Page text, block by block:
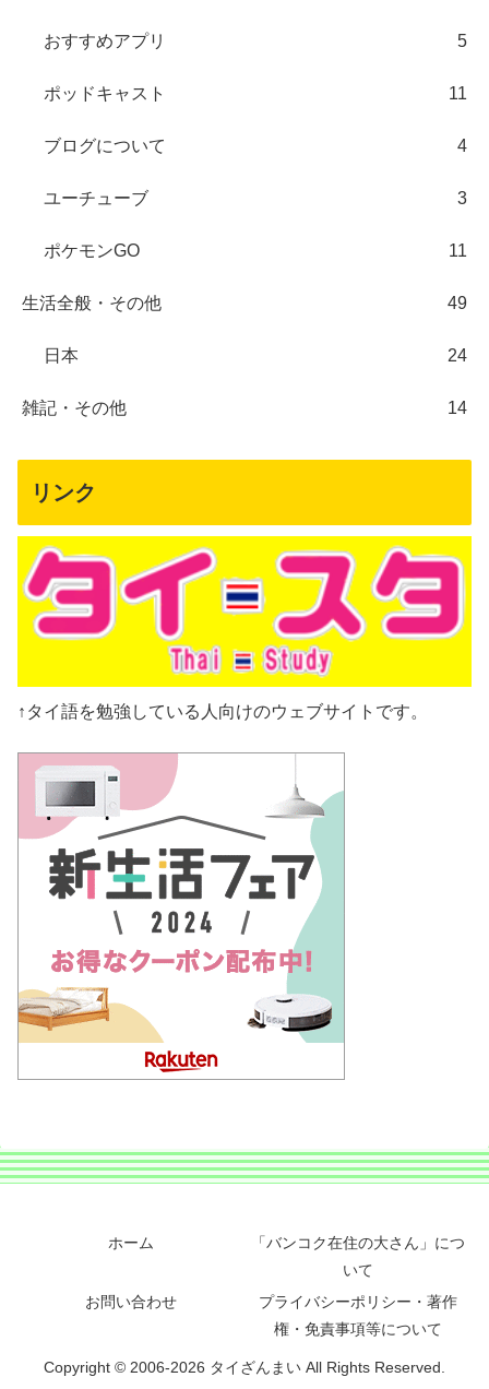
おすすめアプリ 5
ポッドキャスト 11
ブログについて 4
ユーチューブ 3
ポケモンGO 11
生活全般・その他 49
日本 24
雑記・その他 14
リンク
↑タイ語を勉強している人向けのウェブサイトです。
ホーム
「バンコク在住の大さん」につ
いて
お問い合わせ
プライバシーポリシー・著作
権・免責事項等について
Copyright © 2006-2026 タイざんまい All Rights Reserved.